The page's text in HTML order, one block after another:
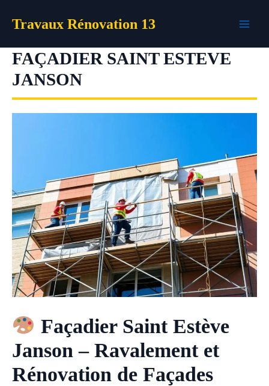
Travaux Rénovation 13
FAÇADIER SAINT ESTEVE
JANSON
Façadier Saint Estève
Janson – Ravalement et
Rénovation de Façades